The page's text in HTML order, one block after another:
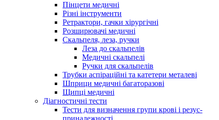
Пінцети медичні
Різні інструменти
Ретрактори, гачки хірургічні
Розширювачі медичні
Скальпеля, леза, ручки
Леза до скальпелів
Медичні скальпелі
Ручки для скальпелів
Трубки аспіраційні та катетери металеві
Шприци медичні багаторазові
Щипці медичні
Діагностичні тести
Тести для визначення групи крові і резус-
приналежності